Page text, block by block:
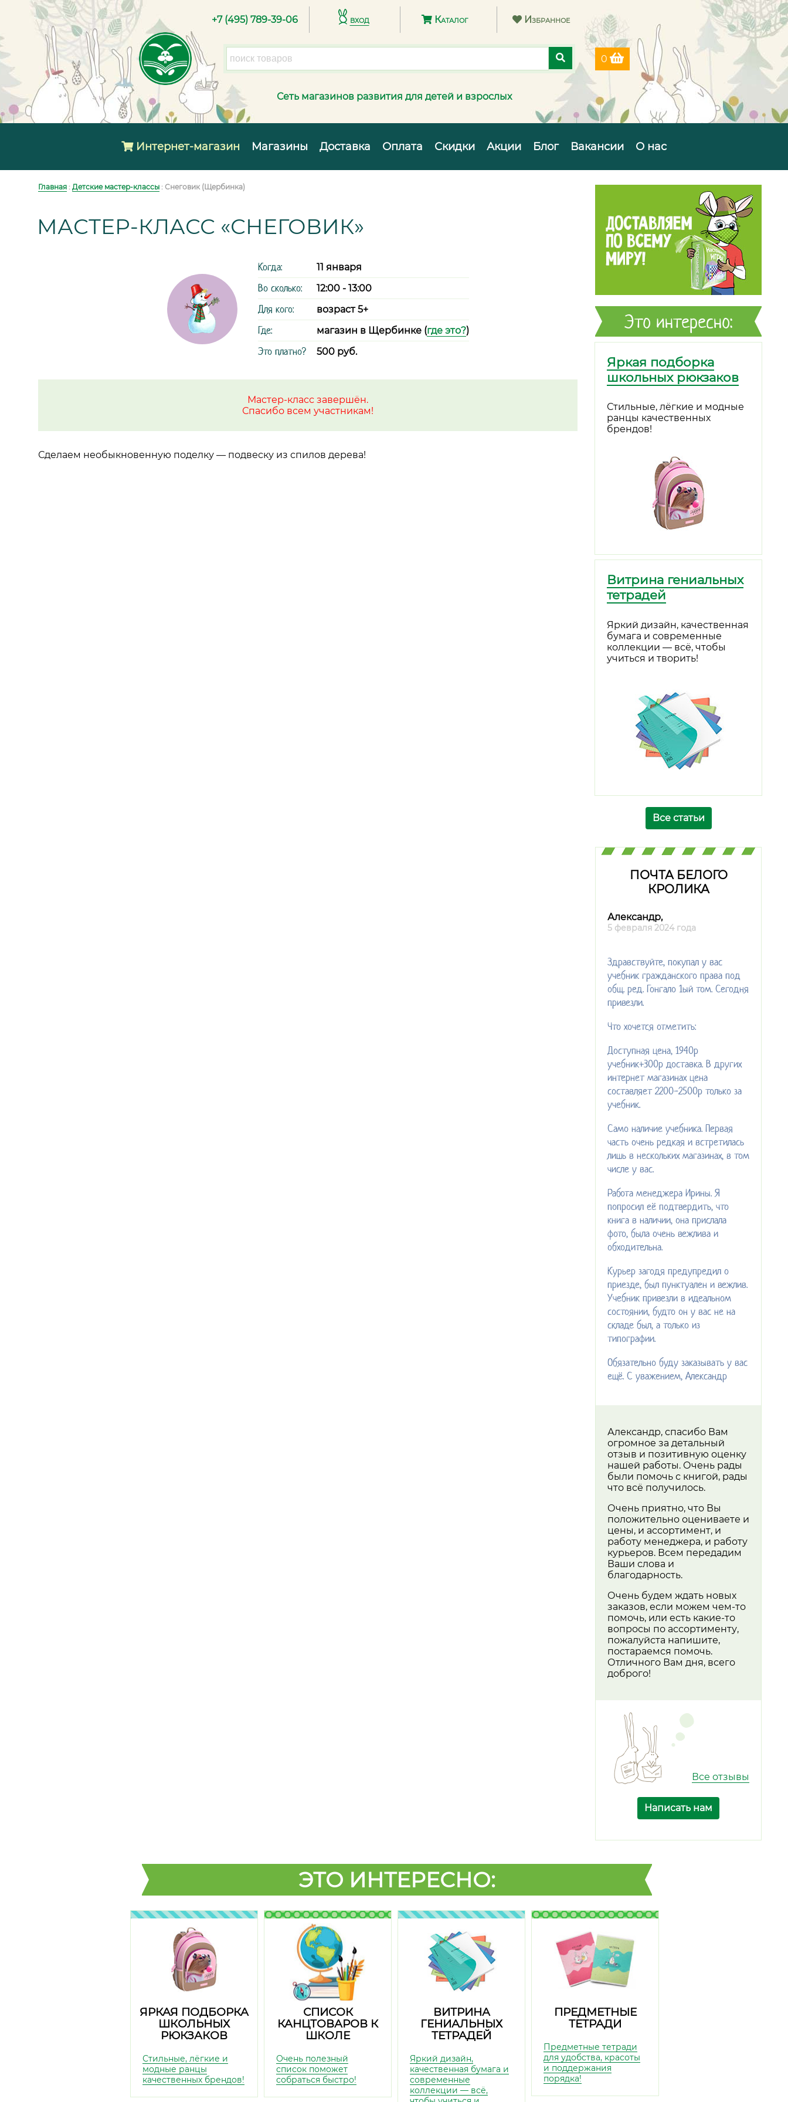
+7 (495) 789-39-06 вход Каталог Избранное
0
Сеть магазинов развития для детей и взрослых
Интернет-магазин Магазины Доставка Оплата Скидки Акции Блог Вакансии О нас
Главная : Детские мастер-классы : Снеговик (Щербинка)
МАСТЕР-КЛАСС «СНЕГОВИК»
Когда: 11 января
Во сколько: 12:00 - 13:00
Для кого: возраст 5+
Где: магазин в Щербинке (где это?)
Это платно? 500 руб.
Мастер-класс завершён.
Спасибо всем участникам!
Сделаем необыкновенную поделку — подвеску из спилов дерева!
Это интересно:
Яркая подборка
школьных рюкзаков
Стильные, лёгкие и модные
ранцы качественных
брендов!
Витрина гениальных
тетрадей
Яркий дизайн, качественная
бумага и современные
коллекции — всё, чтобы
учиться и творить!
Все статьи
ПОЧТА БЕЛОГО
КРОЛИКА
Александр,
5 февраля 2024 года
Здравствуйте, покупал у вас
учебник гражданского права под
общ. ред. Гонгало 1ый том. Сегодня
привезли.
Что хочется отметить:
Доступная цена, 1940р
учебник+300р доставка. В других
интернет магазинах цена
составляет 2200-2500р только за
учебник.
Само наличие учебника. Первая
часть очень редкая и встретилась
лишь в нескольких магазинах, в том
числе у вас.
Работа менеджера Ирины. Я
попросил её подтвердить, что
книга в наличии, она прислала
фото, была очень вежлива и
обходительна.
Курьер загодя предупредил о
приезде, был пунктуален и вежлив.
Учебник привезли в идеальном
состоянии, будто он у вас не на
складе был, а только из
типографии.
Обязательно буду заказывать у вас
ещё. С уважением, Александр
Александр, спасибо Вам
огромное за детальный
отзыв и позитивную оценку
нашей работы. Очень рады
были помочь с книгой, рады
что всё получилось.
Очень приятно, что Вы
положительно оцениваете и
цены, и ассортимент, и
работу менеджера, и работу
курьеров. Всем передадим
Ваши слова и
благодарность.
Очень будем ждать новых
заказов, если можем чем-то
помочь, или есть какие-то
вопросы по ассортименту,
пожалуйста напишите,
постараемся помочь.
Отличного Вам дня, всего
доброго!
Все отзывы
Написать нам
ЭТО ИНТЕРЕСНО:
ЯРКАЯ ПОДБОРКА
ШКОЛЬНЫХ
РЮКЗАКОВ
Стильные, лёгкие и
модные ранцы
качественных брендов!
СПИСОК
КАНЦТОВАРОВ К
ШКОЛЕ
Очень полезный
список поможет
собраться быстро!
ВИТРИНА
ГЕНИАЛЬНЫХ
ТЕТРАДЕЙ
Яркий дизайн,
качественная бумага и
современные
коллекции — всё,
ПРЕДМЕТНЫЕ
ТЕТРАДИ
Предметные тетради
для удобства, красоты
и поддержания
порядка!